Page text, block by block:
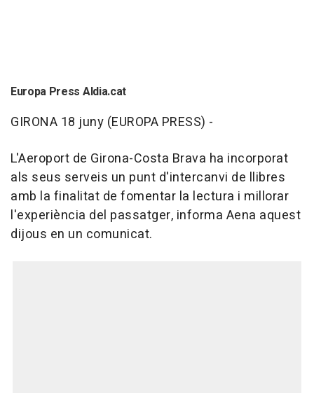
Europa Press Aldia.cat
GIRONA 18 juny (EUROPA PRESS) -
L'Aeroport de Girona-Costa Brava ha incorporat
als seus serveis un punt d'intercanvi de llibres
amb la finalitat de fomentar la lectura i millorar
l'experiència del passatger, informa Aena aquest
dijous en un comunicat.